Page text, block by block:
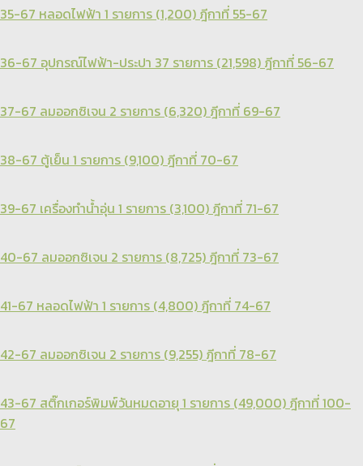
35-67 หลอดไฟฟ้า 1 รายการ (1,200) ฎีกาที่ 55-67
36-67 อุปกรณ์ไฟฟ้า-ประปา 37 รายการ (21,598) ฎีกาที่ 56-67
37-67 ลมออกซิเจน 2 รายการ (6,320) ฎีกาที่ 69-67
38-67 ตู้เย็น 1 รายการ (9,100) ฎีกาที่ 70-67
39-67 เครื่องทำน้ำอุ่น 1 รายการ (3,100) ฎีกาที่ 71-67
40-67 ลมออกซิเจน 2 รายการ (8,725) ฎีกาที่ 73-67
41-67 หลอดไฟฟ้า 1 รายการ (4,800) ฎีกาที่ 74-67
42-67 ลมออกซิเจน 2 รายการ (9,255) ฎีกาที่ 78-67
43-67 สติ๊กเกอร์พิมพ์วันหมดอายุ 1 รายการ (49,000) ฎีกาที่ 100-
67